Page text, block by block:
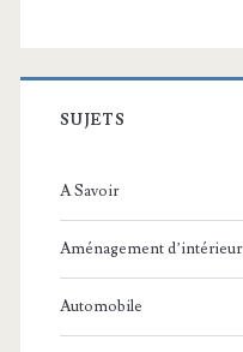
SUJETS
A Savoir
Aménagement d’intérieur
Automobile